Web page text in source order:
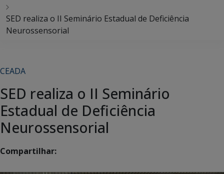
SED realiza o II Seminário Estadual de Deficiência
Neurossensorial
CEADA
SED realiza o II Seminário
Estadual de Deficiência
Neurossensorial
Compartilhar: